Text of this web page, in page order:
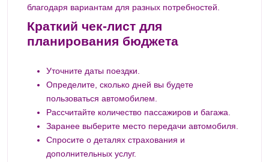
благодаря вариантам для разных потребностей.
Краткий чек-лист для
планирования бюджета
Уточните даты поездки.
Определите, сколько дней вы будете
пользоваться автомобилем.
Рассчитайте количество пассажиров и багажа.
Заранее выберите место передачи автомобиля.
Спросите о деталях страхования и
дополнительных услуг.